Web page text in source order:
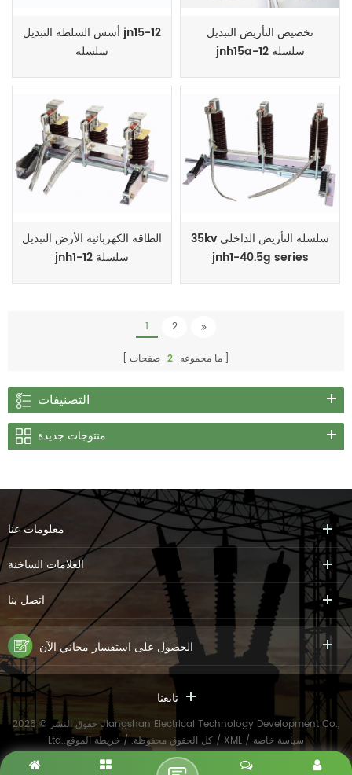
أسس السلطة التبديل jn15-12
سلسلة
تخصيص التأريض التبديل
jnh15a-12 سلسلة
الطاقة الكهربائية الأرض التبديل
jnh1-12 سلسلة
35kv سلسلة التأريض الداخلي
jnh1-40.5g series
1 2
ما مجموعه 2 صفحات
التصنيفات
منتوجات جديدة
معلومات عنا
العلامات الساخنة
اتصل بنا
الحصول على استفسار مجاني الآن
تابعنا
حقوق النشر © 2026 Jiangshan Electrical Technology Development Co.,
Ltd..كل الحقوق محفوظة. /خريطة الموقع / XML / سياسة خاصة